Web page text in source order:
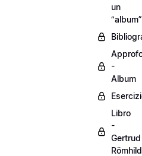
un
“album”
-
Album
Libro
-
Gertrud